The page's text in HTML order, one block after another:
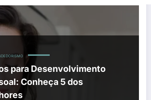
para Desenvolvimento
Conheça 5 dos